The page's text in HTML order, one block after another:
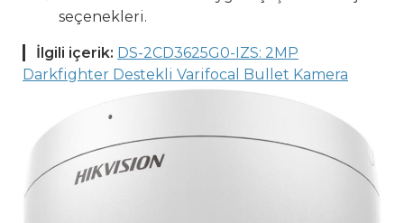
seçenekleri.
İlgili içerik: DS-2CD3625G0-IZS: 2MP
Darkfighter Destekli Varifocal Bullet Kamera